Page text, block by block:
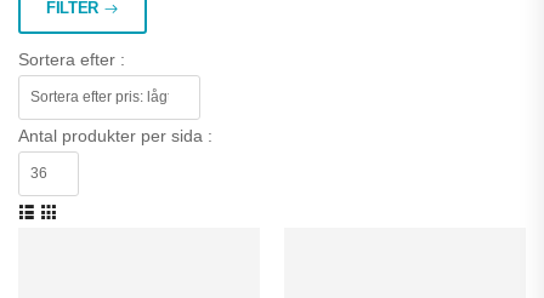
FILTER
Sortera efter :
Antal produkter per sida :